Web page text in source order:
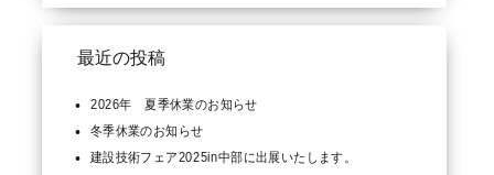
最近の投稿
2026年 夏季休業のお知らせ
冬季休業のお知らせ
建設技術フェア2025in中部に出展いたします。